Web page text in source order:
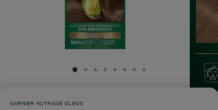
SLIDE 1
SLIDE 2
SLIDE 3
SLIDE 4
SLIDE 5
SLIDE 6
SLIDE 7
SLIDE 8
GARNIER NUTRISSE OLEOS